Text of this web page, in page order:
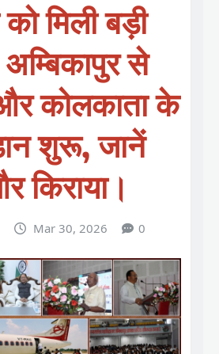
मिली बड़ी
से
कोलकाता के
शुरू, जानें
किराया।
Mar 30, 2026 0